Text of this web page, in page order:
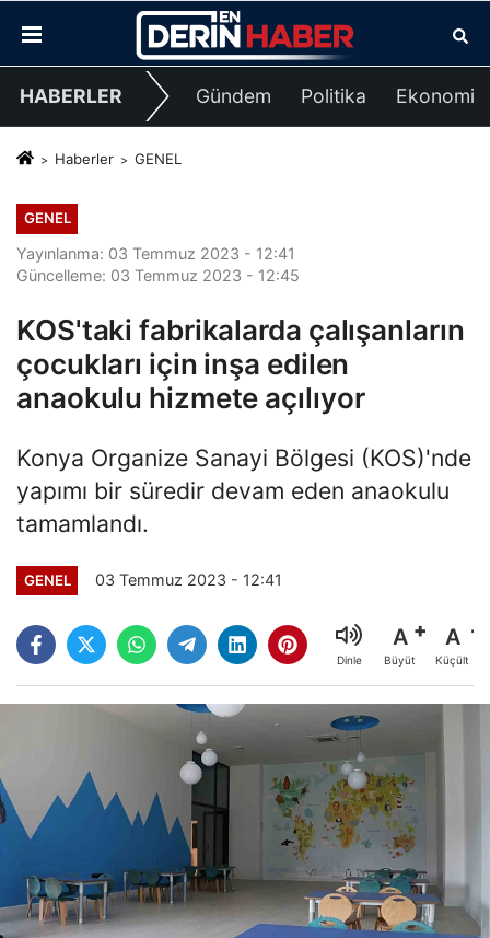
HABERLER Gündem Politika Ekonomi
Haberler GENEL
GENEL
Yayınlanma: 03 Temmuz 2023 - 12:41
Güncelleme: 03 Temmuz 2023 - 12:45
KOS'taki fabrikalarda çalışanların
çocukları için inşa edilen
anaokulu hizmete açılıyor
Konya Organize Sanayi Bölgesi (KOS)'nde
yapımı bir süredir devam eden anaokulu
tamamlandı.
GENEL 03 Temmuz 2023 - 12:41
Dinle
A
Büyüt
A
Küçült